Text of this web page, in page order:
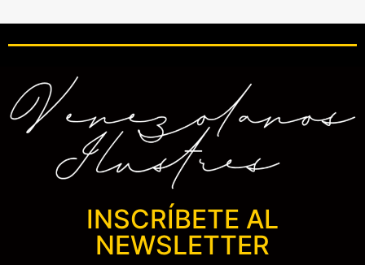
INSCRÍBETE AL
NEWSLETTER